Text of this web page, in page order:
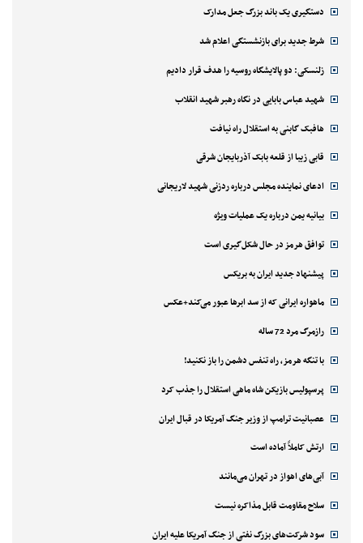
دستگیری یک باند بزرگ جعل مدارک
شرط جدید برای بازنشستگی اعلام شد
زلنسکی: دو پالایشگاه روسیه را هدف قرار دادیم
شهید عباس بابایی در نگاه رهبر شهید انقلاب
هافبک گابنی به استقلال راه نیافت
قابی زیبا از قلعه بابک آذربایجان شرقی
ادعای نماینده مجلس درباره ردزنی شهید لاریجانی
بیانیه یمن درباره یک عملیات ویژه
توافق هرمز در حال شکل‌گیری است
پیشنهاد جدید ایران به بریکس
ماهواره ایرانی که از سد ابرها عبور می‌کند+عکس
رازمرگ مرد 72 ساله
با تنگه هرمز، راه تنفس دشمن را باز نکنید!
پرسپولیس بازیکن شاه ماهی استقلال را جذب کرد
عصبانیت ترامپ از وزیر جنگ آمریکا در قبال ایران
ارتش کاملاً آماده است
آبی‌های اهواز در تهران می‌مانند
سلاح مقاومت قابل مذاکره نیست
سود شرکت‌های بزرگ نفتی از جنگ آمریکا علیه ایران